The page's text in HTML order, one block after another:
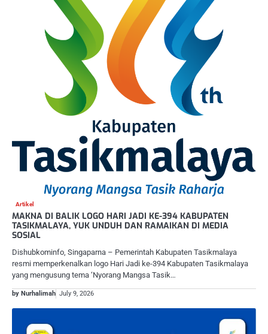
Artikel
MAKNA DI BALIK LOGO HARI JADI KE-394 KABUPATEN
TASIKMALAYA, YUK UNDUH DAN RAMAIKAN DI MEDIA
SOSIAL
Dishubkominfo, Singaparna – Pemerintah Kabupaten Tasikmalaya
resmi memperkenalkan logo Hari Jadi ke-394 Kabupaten Tasikmalaya
yang mengusung tema ‘Nyorang Mangsa Tasik…
by Nurhalimah July 9, 2026